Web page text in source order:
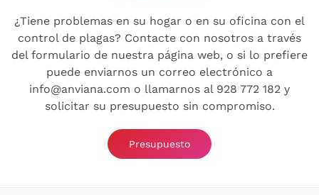
¿Tiene problemas en su hogar o en su oficina con el
control de plagas? Contacte con nosotros a través
del formulario de nuestra página web, o si lo prefiere
puede enviarnos un correo electrónico a
info@anviana.com o llamarnos al 928 772 182 y
solicitar su presupuesto sin compromiso.
Presupuesto